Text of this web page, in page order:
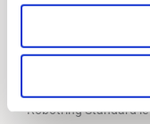
offentliga miljöer.
eller ytbehandling,
Robotring Standard